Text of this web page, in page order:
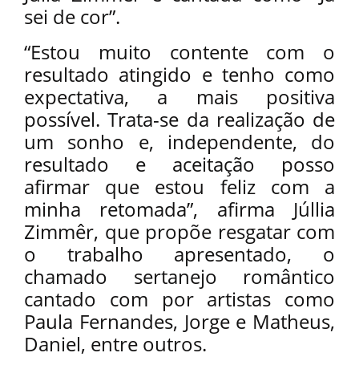
sei de cor”.
“Estou muito contente com o
resultado atingido e tenho como
expectativa, a mais positiva
possível. Trata-se da realização de
um sonho e, independente, do
resultado e aceitação posso
afirmar que estou feliz com a
minha retomada”, afirma Júllia
Zimmêr, que propõe resgatar com
o trabalho apresentado, o
chamado sertanejo romântico
cantado com por artistas como
Paula Fernandes, Jorge e Matheus,
Daniel, entre outros.